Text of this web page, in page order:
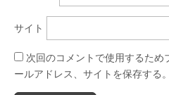
サイト
次回のコメントで使用するため
ールアドレス、サイトを保存する。